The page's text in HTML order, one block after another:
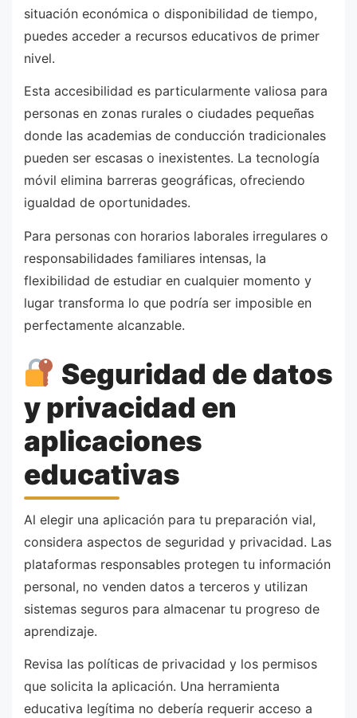
situación económica o disponibilidad de tiempo,
puedes acceder a recursos educativos de primer
nivel.
Esta accesibilidad es particularmente valiosa para
personas en zonas rurales o ciudades pequeñas
donde las academias de conducción tradicionales
pueden ser escasas o inexistentes. La tecnología
móvil elimina barreras geográficas, ofreciendo
igualdad de oportunidades.
Para personas con horarios laborales irregulares o
responsabilidades familiares intensas, la
flexibilidad de estudiar en cualquier momento y
lugar transforma lo que podría ser imposible en
perfectamente alcanzable.
Seguridad de datos
y privacidad en
aplicaciones
educativas
Al elegir una aplicación para tu preparación vial,
considera aspectos de seguridad y privacidad. Las
plataformas responsables protegen tu información
personal, no venden datos a terceros y utilizan
sistemas seguros para almacenar tu progreso de
aprendizaje.
Revisa las políticas de privacidad y los permisos
que solicita la aplicación. Una herramienta
educativa legítima no debería requerir acceso a